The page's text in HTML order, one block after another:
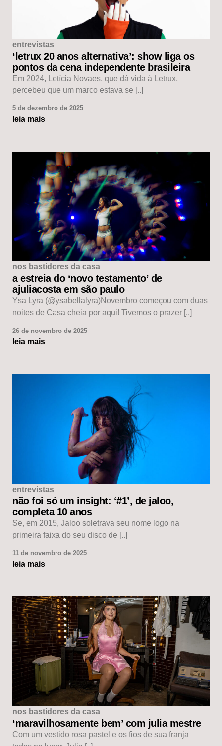
entrevistas
‘letrux 20 anos alternativa’: show liga os
pontos da cena independente brasileira
Em 2024, Letícia Novaes, que dá vida à Letrux,
percebeu que um marco estava se [..]
5 de dezembro de 2025
leia mais
nos bastidores da casa
a estreia do ‘novo testamento’ de
ajuliacosta em são paulo
Ysa Lyra (@ysabellalyra)Novembro começou com duas
noites de Casa cheia por aqui! Tivemos o prazer [..]
26 de novembro de 2025
leia mais
entrevistas
não foi só um insight: ‘#1’, de jaloo,
completa 10 anos
Se, em 2015, Jaloo soletrava seu nome logo na
primeira faixa do seu disco de [..]
11 de novembro de 2025
leia mais
nos bastidores da casa
‘maravilhosamente bem’ com julia mestre
Com um vestido rosa pastel e os fios de sua franja